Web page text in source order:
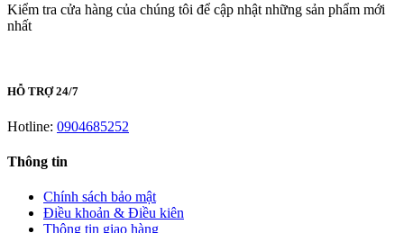
Kiểm tra cửa hàng của chúng tôi để cập nhật những sản phẩm mới
nhất
HỖ TRỢ 24/7
Hotline: 0904685252
Thông tin
Chính sách bảo mật
Điều khoản & Điều kiên
Thông tin giao hàng